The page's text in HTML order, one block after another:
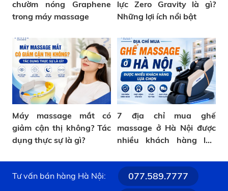
chườm nóng Graphene
trong máy massage
lực Zero Gravity là gì?
Những lợi ích nổi bật
Máy massage mắt có
giảm cận thị không? Tác
dụng thực sự là gì?
7 địa chỉ mua ghế
massage ở Hà Nội được
nhiều khách hàng lựa
Tư vấn bán hàng Hà Nội: 077.589.7777